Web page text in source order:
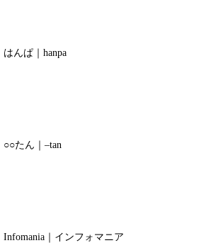
はんぱ｜hanpa
○○たん｜–tan
Infomania｜インフォマニア